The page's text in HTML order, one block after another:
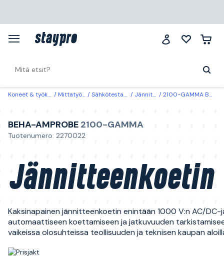
Koneet & työkalut Mittatyökalut Sähkötestaustyökalut Jännitteenkoetin 2100-GAMMA Beha-Amprobe Jännitteenkoetin
BEHA-AMPROBE 2100-GAMMA
Tuotenumero: 2270022
Jännitteenkoetin
Kaksinapainen jännitteenkoetin enintään 1000 V:n AC/
automaattiseen koettamiseen ja jatkuvuuden
vaikeissa olosuhteissa teollisuuden ja teknisen kaupan